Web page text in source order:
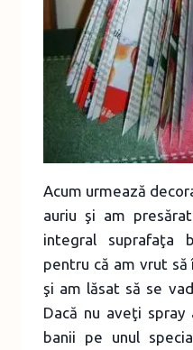
Acum urmează
auriu şi am
integral suprafaţa
pentru că am vrut să
şi am lăsat să se
Dacă nu aveţi
banii pe unul